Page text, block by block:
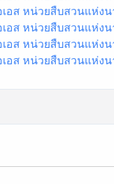
เอส หน่วยสืบสวนแห่ง
เอส หน่วยสืบสวนแห่ง
เอส หน่วยสืบสวนแห่ง
เอส หน่วยสืบสวนแห่ง